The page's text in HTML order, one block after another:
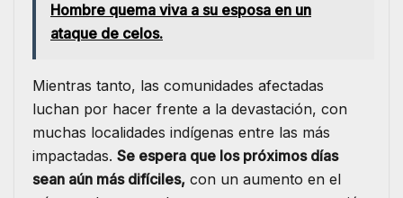
Hombre quema viva a su esposa en un
ataque de celos.
Mientras tanto, las comunidades afectadas
luchan por hacer frente a la devastación, con
muchas localidades indígenas entre las más
impactadas. Se espera que los próximos días
sean aún más difíciles, con un aumento en el